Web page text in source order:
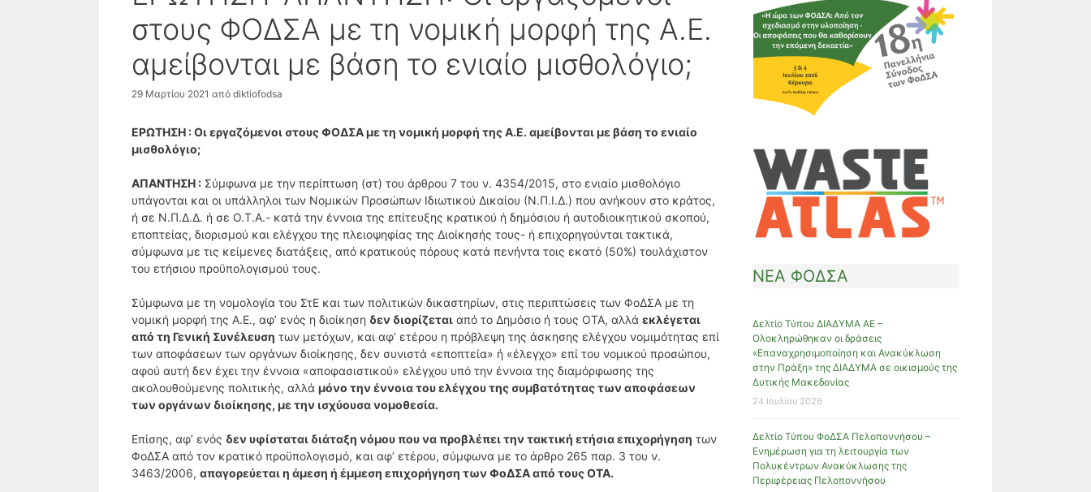
στους ΦΟΔΣΑ με τη νομική μορφή της Α.Ε.
αμείβονται με βάση το ενιαίο μισθολόγιο;
29 Μαρτίου 2021 από diktiofodsa
ΕΡΩΤΗΣΗ : Οι εργαζόμενοι στους ΦΟΔΣΑ με τη νομική μορφή της Α.Ε. αμείβονται με βάση το ενιαίο
μισθολόγιο;
ΑΠΑΝΤΗΣΗ : Σύμφωνα με την περίπτωση (στ) του άρθρου 7 του ν. 4354/2015, στο ενιαίο μισθολόγιο
υπάγονται και οι υπάλληλοι των Νομικών Προσώπων Ιδιωτικού Δικαίου (Ν.Π.Ι.Δ.) που ανήκουν στο κράτος,
ή σε Ν.Π.Δ.Δ. ή σε Ο.Τ.Α.- κατά την έννοια της επίτευξης κρατικού ή δημόσιου ή αυτοδιοικητικού σκοπού,
εποπτείας, διορισμού και ελέγχου της πλειοψηφίας της Διοίκησής τους- ή επιχορηγούνται τακτικά,
σύμφωνα με τις κείμενες διατάξεις, από κρατικούς πόρους κατά πενήντα τοις εκατό (50%) τουλάχιστον
του ετήσιου προϋπολογισμού τους.
Σύμφωνα με τη νομολογία του ΣτΕ και των πολιτικών δικαστηρίων, στις περιπτώσεις των ΦοΔΣΑ με τη
νομική μορφή της Α.Ε., αφ’ ενός η διοίκηση δεν διορίζεται από το Δημόσιο ή τους ΟΤΑ, αλλά εκλέγεται
από τη Γενική Συνέλευση των μετόχων, και αφ’ ετέρου η πρόβλεψη της άσκησης ελέγχου νομιμότητας επί
των αποφάσεων των οργάνων διοίκησης, δεν συνιστά «εποπτεία» ή «έλεγχο» επί του νομικού προσώπου,
αφού αυτή δεν έχει την έννοια «αποφασιστικού» ελέγχου υπό την έννοια της διαμόρφωσης της
ακολουθούμενης πολιτικής, αλλά μόνο την έννοια του ελέγχου της συμβατότητας των αποφάσεων
των οργάνων διοίκησης, με την ισχύουσα νομοθεσία.
Επίσης, αφ’ ενός δεν υφίσταται διάταξη νόμου που να προβλέπει την τακτική ετήσια επιχορήγηση των
ΦοΔΣΑ από τον κρατικό προϋπολογισμό, και αφ’ ετέρου, σύμφωνα με το άρθρο 265 παρ. 3 του ν.
3463/2006, απαγορεύεται η άμεση ή έμμεση επιχορήγηση των ΦοΔΣΑ από τους ΟΤΑ.
ΝΕΑ ΦΟΔΣΑ
Δελτίο Τύπου ΔΙΑΔΥΜΑ ΑΕ –
Ολοκληρώθηκαν οι δράσεις
«Επαναχρησιμοποίηση και Ανακύκλωση
στην Πράξη» της ΔΙΑΔΥΜΑ σε οικισμούς της
Δυτικής Μακεδονίας
24 Ιουλίου 2026
Δελτίο Τύπου ΦοΔΣΑ Πελοποννήσου –
Ενημέρωση για τη λειτουργία των
Πολυκέντρων Ανακύκλωσης της
Περιφέρειας Πελοποννήσου